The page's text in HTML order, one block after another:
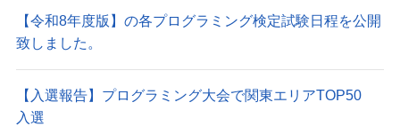
【令和8年度版】の各プログラミング検定試験日程を公開
致しました。
【入選報告】プログラミング大会で関東エリアTOP50
入選